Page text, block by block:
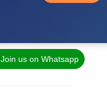
Join us on Whatsapp